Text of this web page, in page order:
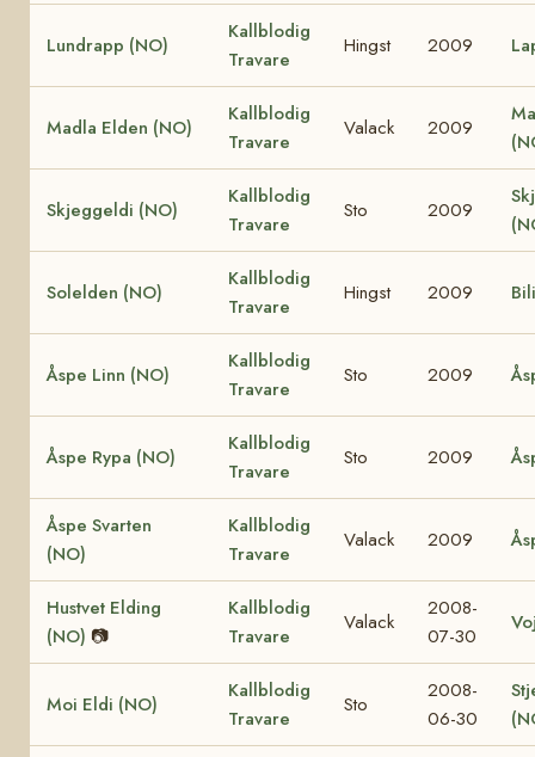
Lundrapp (NO)
Kallblodig
Travare
Hingst 2009
Madla Elden (NO)
Kallblodig
Travare
Valack 2009
Skjeggeldi (NO)
Kallblodig
Travare
Sto 2009
Solelden (NO)
Kallblodig
Travare
Hingst 2009
Åspe Linn (NO)
Kallblodig
Travare
Sto 2009
Åspe Rypa (NO)
Kallblodig
Travare
Sto 2009
Åspe Svarten
(NO)
Kallblodig
Travare
Valack 2009
Hustvet Elding
(NO) 📷
Kallblodig
Travare
Valack
2008-
07-30
Moi Eldi (NO)
Kallblodig
Travare
Sto
2008-
06-30